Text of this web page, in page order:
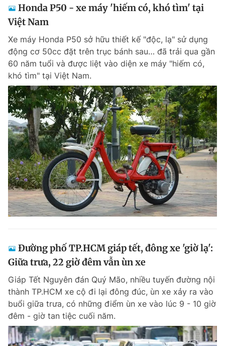
Honda P50 - xe máy 'hiếm có, khó tìm' tại
Việt Nam
Xe máy Honda P50 sở hữu thiết kế "độc, lạ" sử dụng
động cơ 50cc đặt trên trục bánh sau… đã trải qua gần
60 năm tuổi và được liệt vào diện xe máy "hiếm có,
khó tìm" tại Việt Nam.
Đường phố TP.HCM giáp tết, đông xe 'giờ lạ':
Giữa trưa, 22 giờ đêm vẫn ùn xe
Giáp Tết Nguyên đán Quý Mão, nhiều tuyến đường nội
thành TP.HCM xe cộ đi lại đông đúc, ùn xe xảy ra vào
buổi giữa trưa, có những điểm ùn xe vào lúc 9 - 10 giờ
đêm - giờ tan tiệc cuối năm.